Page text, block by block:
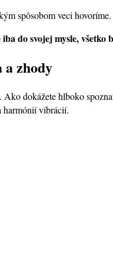
spôsobom veci
do svojej mysle, všetko
a zhody
. Ako dokážete hlboko
harmónií vibrácií.